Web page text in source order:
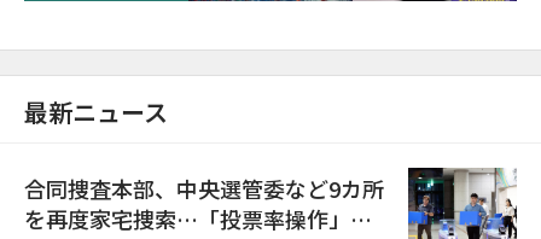
最新ニュース
合同捜査本部、中央選管委など9カ所
を再度家宅捜索…「投票率操作」の